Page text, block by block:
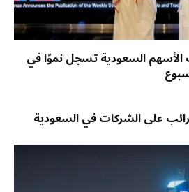
السعودية تسجل نموًا في
على الشركات في السعودية